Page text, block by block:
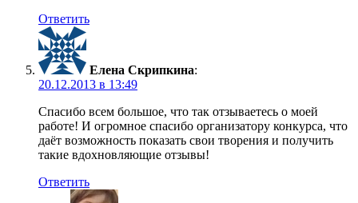
Ответить
Елена Скрипкина:
20.12.2013 в 13:49
Спасибо всем большое, что так отзываетесь о моей
работе! И огромное спасибо организатору конкурса, что
даёт возможность показать свои творения и получить
такие вдохновляющие отзывы!
Ответить